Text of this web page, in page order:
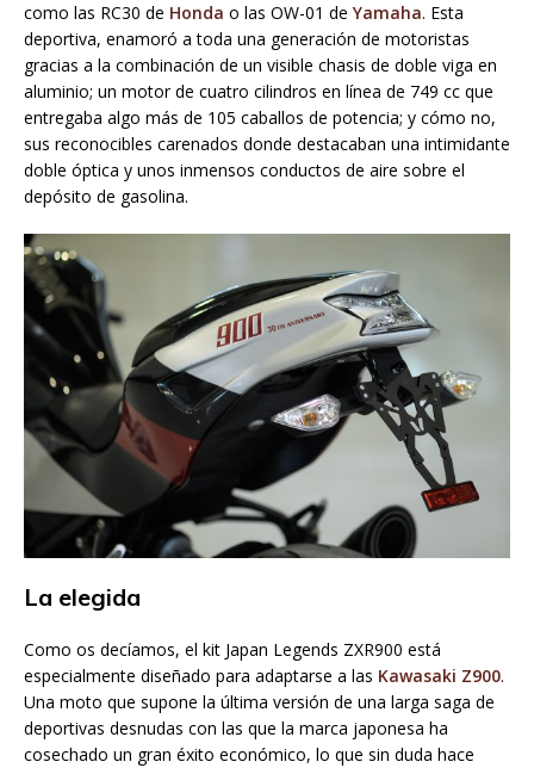
como las RC30 de Honda o las OW-01 de Yamaha. Esta
deportiva, enamoró a toda una generación de motoristas
gracias a la combinación de un visible chasis de doble viga en
aluminio; un motor de cuatro cilindros en línea de 749 cc que
entregaba algo más de 105 caballos de potencia; y cómo no,
sus reconocibles carenados donde destacaban una intimidante
doble óptica y unos inmensos conductos de aire sobre el
depósito de gasolina.
La elegida
Como os decíamos, el kit Japan Legends ZXR900 está
especialmente diseñado para adaptarse a las Kawasaki Z900.
Una moto que supone la última versión de una larga saga de
deportivas desnudas con las que la marca japonesa ha
cosechado un gran éxito económico, lo que sin duda hace